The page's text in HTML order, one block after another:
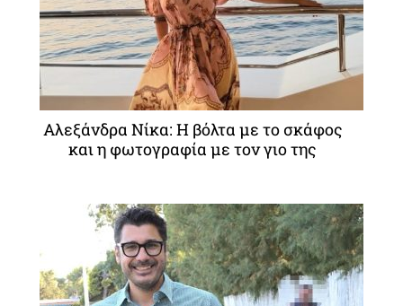
Αλεξάνδρα Νίκα: Η βόλτα με το σκάφος
και η φωτογραφία με τον γιο της